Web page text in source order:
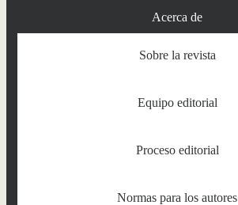
Acerca de
Sobre la revista
Equipo editorial
Proceso editorial
Normas para los autores